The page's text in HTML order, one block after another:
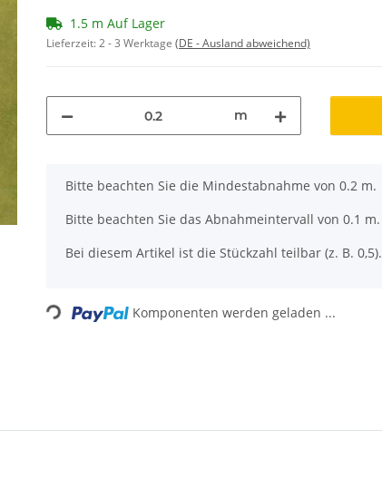
1.5 m Auf Lager
Lieferzeit:2 - 3 Werktage (DE - Ausland abweichend)
m
x
Bitte beachten Sie die Mindestabnahme von 0.2 m.
Bitte beachten Sie das Abnahmeintervall von 0.1 m.
Bei diesem Artikel ist die Stückzahl teilbar (z. B. 0,5).
Loading... Komponenten werden geladen ...